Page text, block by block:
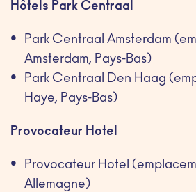
Hôtels Park Centraal
Park Centraal Amsterdam
Amsterdam, Pays-Bas)
Park Centraal Den Haag
Haye, Pays-Bas)
Provocateur Hotel
Provocateur Hotel
Allemagne)